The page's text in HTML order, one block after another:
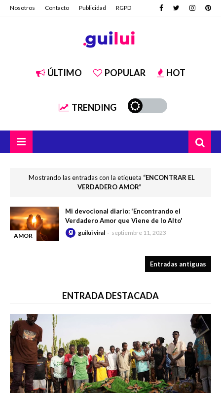
Nosotros Contacto Publicidad RGPD
ÚLTIMO POPULAR HOT
TRENDING
Mostrando las entradas con la etiqueta
ENCONTRAR EL
VERDADERO AMOR
AMOR
Mi devocional diario: 'Encontrando el
Verdadero Amor que Viene de lo Alto'
guilui viral septiembre 11, 2023
Entradas antiguas
ENTRADA DESTACADA